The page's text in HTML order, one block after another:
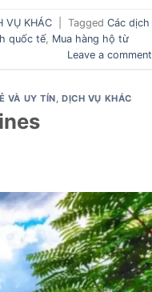
VỤ KHÁC Tagged Các dịch
quốc tế
Mua hàng hộ từ
Leave a comment
VÀ UY TÍN,DỊCH VỤ KHÁC